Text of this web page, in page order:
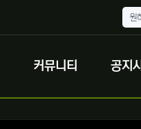
커뮤니티 공지